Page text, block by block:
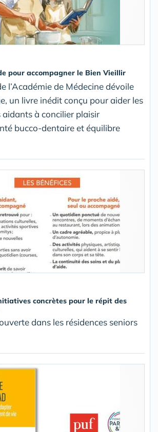
pour accompagner le Bien Vieillir
l’Académie de Médecine dévoile
un livre inédit conçu pour aider les
aidants à concilier plaisir
bucco-dentaire et équilibre
concrètes pour le répit des
dans les résidences seniors